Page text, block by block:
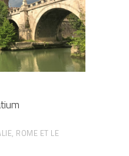
, ROME ET LE